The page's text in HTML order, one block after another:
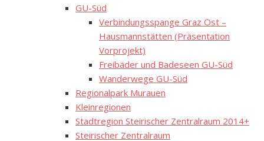
GU-Süd
Verbindungsspange Graz Ost –
Hausmannstätten (Präsentation
Vorprojekt)
Freibäder und Badeseen GU-Süd
Wanderwege GU-Süd
Regionalpark Murauen
Kleinregionen
Stadtregion Steirischer Zentralraum 2014+
Steirischer Zentralraum